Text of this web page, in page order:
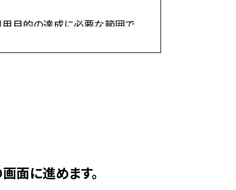
目的の達成に必要な範囲で、
業務
により信用金庫が営むことが
いが認められる業務を含む）
面に進めます。